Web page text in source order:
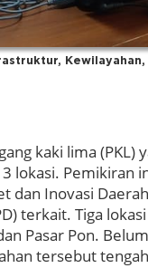
kaki lima (PKL)
lokasi. Pemikiran
dan Inovasi
terkait. Tiga
Pasar Pon.
tersebut